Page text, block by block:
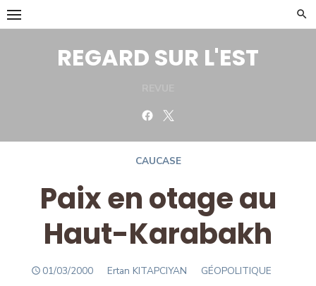
Skip
to
REGARD SUR L'EST
Facebook
CAUCASE
Paix en otage au
Haut-Karabakh
POSTED
01/03/2000 Author
Ertan KITAPCIYAN GÉOPOLITIQUE